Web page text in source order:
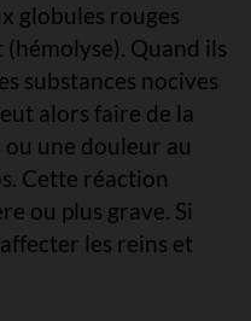
globules rouges
Quand ils
substances nocives
alors faire de la
une douleur au
Cette réaction
ou plus grave. Si
les reins et